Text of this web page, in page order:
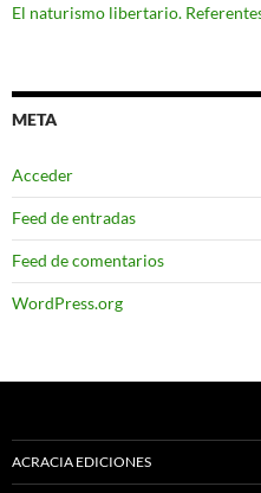
El naturismo libertario.
META
Acceder
Feed de entradas
Feed de comentarios
WordPress.org
ACRACIA EDICIONES